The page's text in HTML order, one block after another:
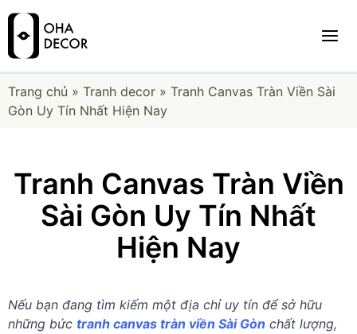
Trang chủ » Tranh decor » Tranh Canvas Tràn Viền Sài
Gòn Uy Tín Nhất Hiện Nay
Tranh Canvas Tràn Viền
Sài Gòn Uy Tín Nhất
Hiện Nay
Nếu bạn đang tìm kiếm một địa chỉ uy tín để sở hữu
những bức tranh canvas tràn viền Sài Gòn chất lượng,